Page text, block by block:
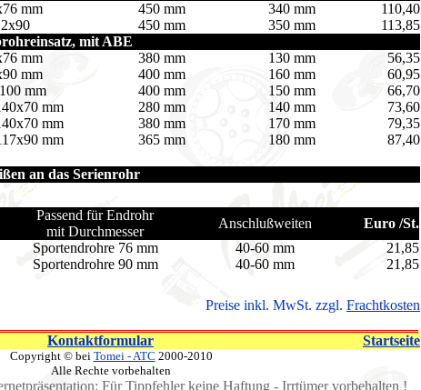
mm 450 mm 340 mm
110,40
2x90 450 mm 350 mm
113,85
mit ABE
mm 380 mm 130 mm
56,35
mm 400 mm 160 mm
60,95
mm 400 mm 150 mm
66,70
mm 280 mm 140 mm
73,60
mm 380 mm 170 mm
79,35
mm 365 mm 180 mm 87,40
an das Serienrohr
Passend für Endrohr
mit Durchmesser
Anschlußweiten
Euro /St.
Sportendrohre 76 mm 40-60 mm
21,85
Sportendrohre 90 mm 40-60 mm 21,85
Preise inkl. MwSt. zzgl. Frachtkosten
Kontaktformular Startseite
Copyright © bei Tomei - ATC 2000-2010
Alle Rechte vorbehalten
Für Tippfehler keine Haftung - Irrtümer vorbehalten !